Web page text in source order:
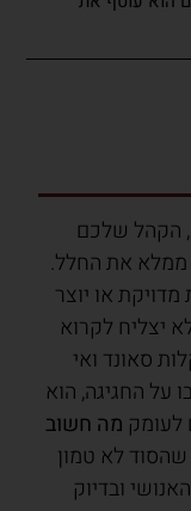
הקהל שלכם
ממלא את החלל.
או יוצר
יצליח לקרוא
סאונד ואי
על החגיגה, הוא
לעומק מה חשוב
שהסוד לא טמון
ובדיוק